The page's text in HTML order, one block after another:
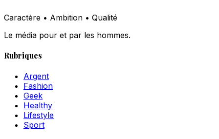
Caractère • Ambition • Qualité
Le média pour et par les hommes.
Rubriques
Argent
Fashion
Geek
Healthy
Lifestyle
Sport